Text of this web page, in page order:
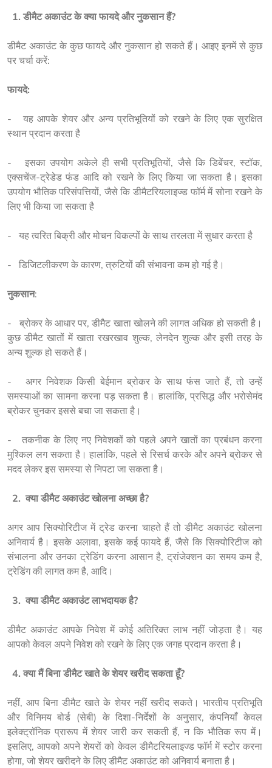
1. डीमैट अकाउंट के क्या फायदे और नुकसान हैं?
डीमैट अकाउंट के कुछ फायदे और नुकसान हो सकते हैं। आइए इनमें से कुछ
पर चर्चा करें:
फायदे:
-   यह आपके शेयर और अन्य प्रतिभूतियों को रखने के लिए एक सुरक्षित
स्थान प्रदान करता है
-   इसका उपयोग अकेले ही सभी प्रतिभूतियों, जैसे कि डिबेंचर, स्टॉक,
एक्सचेंज-ट्रेडेड फंड आदि को रखने के लिए किया जा सकता है। इसका
उपयोग भौतिक परिसंपत्तियों, जैसे कि डीमैटरियलाइज्ड फॉर्म में सोना रखने के
लिए भी किया जा सकता है
-   यह त्वरित बिक्री और मोचन विकल्पों के साथ तरलता में सुधार करता है
-   डिजिटलीकरण के कारण, त्रुटियों की संभावना कम हो गई है।
नुकसान:
-   ब्रोकर के आधार पर, डीमैट खाता खोलने की लागत अधिक हो सकती है।
कुछ डीमैट खातों में खाता रखरखाव शुल्क, लेनदेन शुल्क और इसी तरह के
अन्य शुल्क हो सकते हैं।
-   अगर निवेशक किसी बेईमान ब्रोकर के साथ फंस जाते हैं, तो उन्हें
समस्याओं का सामना करना पड़ सकता है। हालांकि, प्रसिद्ध और भरोसेमंद
ब्रोकर चुनकर इससे बचा जा सकता है।
-   तकनीक के लिए नए निवेशकों को पहले अपने खातों का प्रबंधन करना
मुश्किल लग सकता है। हालांकि, पहले से रिसर्च करके और अपने ब्रोकर से
मदद लेकर इस समस्या से निपटा जा सकता है।
2. क्या डीमैट अकाउंट खोलना अच्छा है?
अगर आप सिक्योरिटीज में ट्रेड करना चाहते हैं तो डीमैट अकाउंट खोलना
अनिवार्य है। इसके अलावा, इसके कई फायदे हैं, जैसे कि सिक्योरिटीज को
संभालना और उनका ट्रेडिंग करना आसान है, ट्रांजेक्शन का समय कम है,
ट्रेडिंग की लागत कम है, आदि।
3. क्या डीमैट अकाउंट लाभदायक है?
डीमैट अकाउंट आपके निवेश में कोई अतिरिक्त लाभ नहीं जोड़ता है। यह
आपको केवल अपने निवेश को रखने के लिए एक जगह प्रदान करता है।
4. क्या मैं बिना डीमैट खाते के शेयर खरीद सकता हूँ?
नहीं, आप बिना डीमैट खाते के शेयर नहीं खरीद सकते। भारतीय प्रतिभूति
और विनिमय बोर्ड (सेबी) के दिशा-निर्देशों के अनुसार, कंपनियाँ केवल
इलेक्ट्रॉनिक प्रारूप में शेयर जारी कर सकती हैं, न कि भौतिक रूप में।
इसलिए, आपको अपने शेयरों को केवल डीमैटरियलाइज्ड फॉर्म में स्टोर करना
होगा, जो शेयर खरीदने के लिए डीमैट अकाउंट को अनिवार्य बनाता है।